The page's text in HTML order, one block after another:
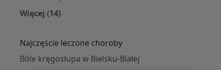
Więcej (14)
Najczęście leczone choroby
Bóle kręgosłupa w Bielsku-Białej